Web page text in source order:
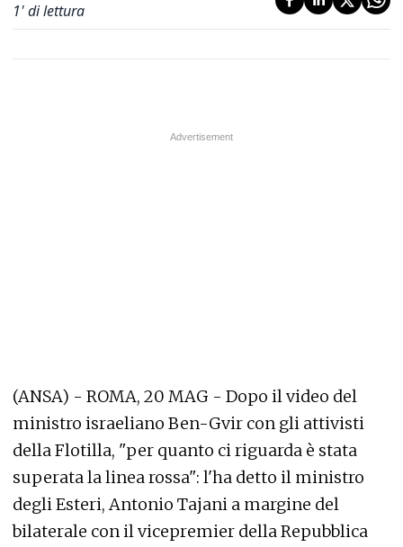
1' di lettura
(ANSA) - ROMA, 20 MAG - Dopo il video del
ministro israeliano Ben-Gvir con gli attivisti
della Flotilla, "per quanto ci riguarda è stata
superata la linea rossa": l'ha detto il ministro
degli Esteri, Antonio Tajani a margine del
bilaterale con il vicepremier della Repubblica